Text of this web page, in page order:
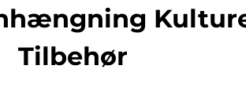
Tilbehør